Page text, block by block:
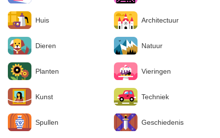
Huis Architectuur
Dieren Natuur
Planten Vieringen
Kunst Techniek
Spullen Geschiedenis